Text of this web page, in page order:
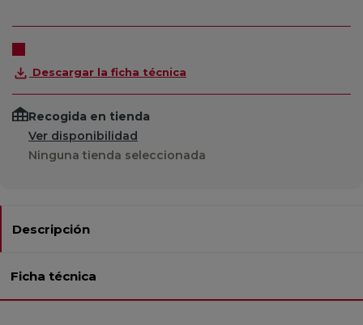
Descargar la ficha técnica
Recogida en tienda
Ver disponibilidad
Ninguna tienda seleccionada
Descripción
Ficha técnica